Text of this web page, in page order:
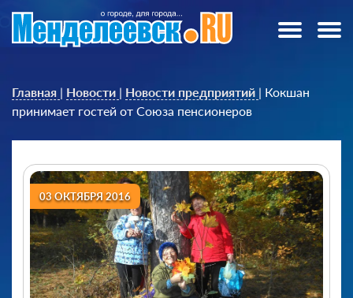
Главная | Новости | Новости предприятий | Кокшан
принимает гостей от Союза пенсионеров
03 ОКТЯБРЯ 2016